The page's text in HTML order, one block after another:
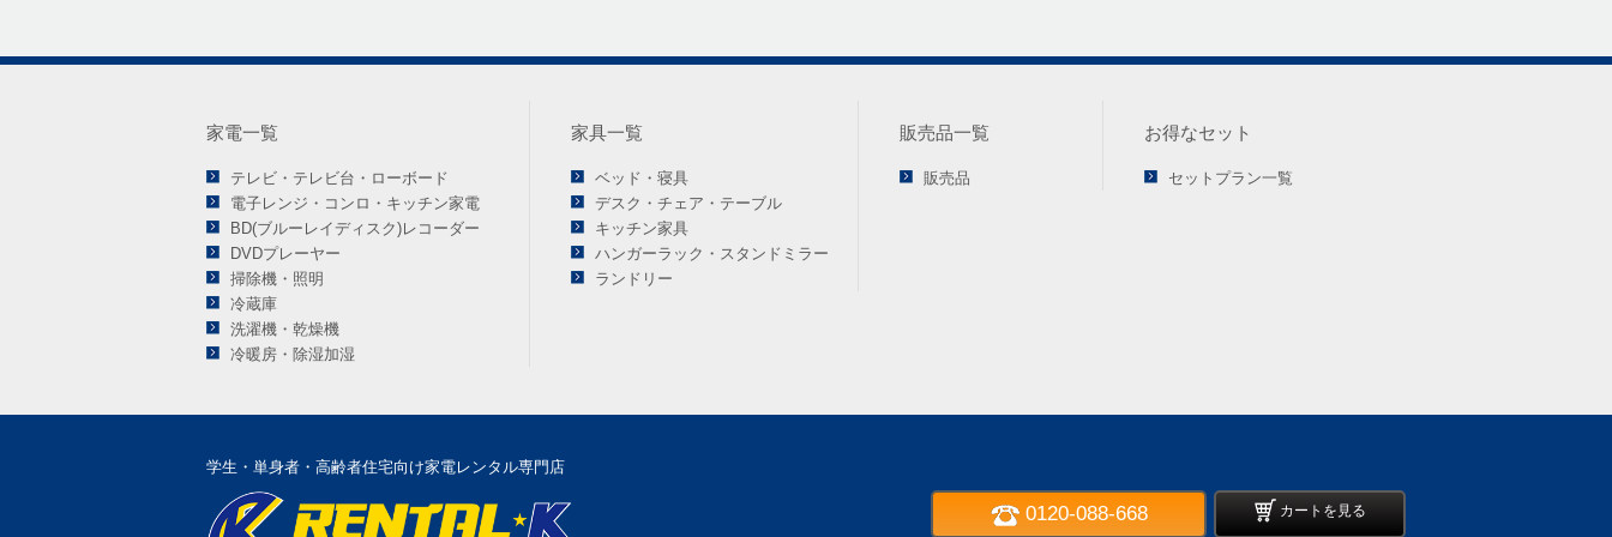
家電一覧
テレビ・テレビ台・ローボード
電子レンジ・コンロ・キッチン家電
BD(ブルーレイディスク)レコーダー
DVDプレーヤー
掃除機・照明
冷蔵庫
洗濯機・乾燥機
冷暖房・除湿加湿
家具一覧
ベッド・寝具
デスク・チェア・テーブル
キッチン家具
ハンガーラック・スタンドミラー
ランドリー
販売品一覧
販売品
お得なセット
セットプラン一覧
学生・単身者・高齢者住宅向け家電レンタル専門店
0120-088-668 カートを見る